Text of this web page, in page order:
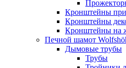
Кронштейны
Кронштейны
Кронштейны на
Печной шамот
Дымовые трубы
Трубы